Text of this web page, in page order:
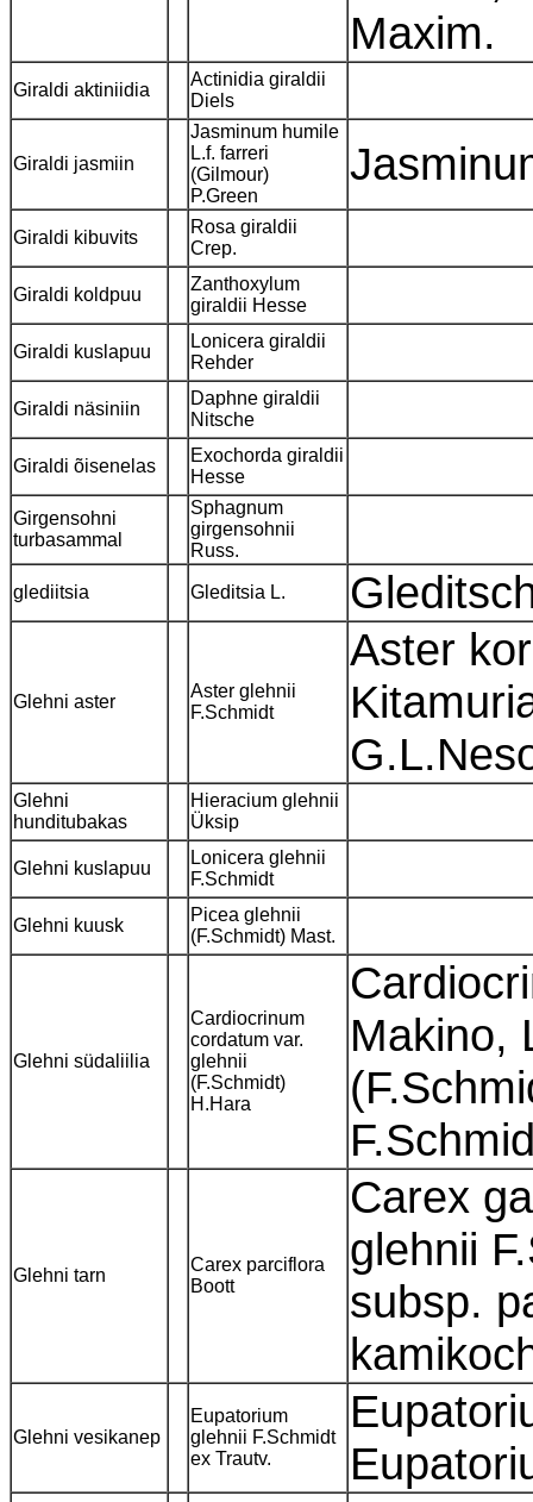
Maxim.
Giraldi aktiniidia
Actinidia giraldii
Diels
Giraldi jasmiin
Jasminum humile
L.f. farreri
(Gilmour)
P.Green
Giraldi kibuvits
Rosa giraldii
Crep.
Giraldi koldpuu
Zanthoxylum
giraldii Hesse
Giraldi kuslapuu
Lonicera giraldii
Rehder
Giraldi näsiniin
Daphne giraldii
Nitsche
Giraldi õisenelas
Exochorda giraldii
Hesse
Girgensohni
turbasammal
Sphagnum
girgensohnii
Russ.
glediitsia Gleditsia L.
Glehni aster
Aster glehnii
F.Schmidt
Aster
Glehni
hunditubakas
Hieracium glehnii
Üksip
Glehni kuslapuu
Lonicera glehnii
F.Schmidt
Glehni kuusk
Picea glehnii
(F.Schmidt) Mast.
Glehni südaliilia
Cardiocrinum
cordatum var.
glehnii
(F.Schmidt)
H.Hara
Makino,
Glehni tarn
Carex parciflora
Boott
Carex
glehnii
subsp.
Glehni vesikanep
Eupatorium
glehnii F.Schmidt
ex Trautv.